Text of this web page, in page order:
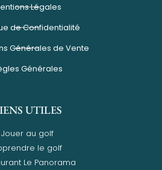
Légales
de Confidentialité
Générales de Vente
Générales
UTILES
Jouer au golf
le golf
Le Panorama